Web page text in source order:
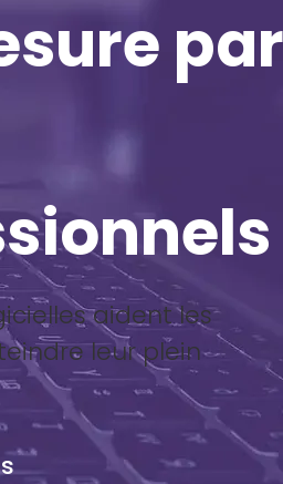
par
aident les
leur plein